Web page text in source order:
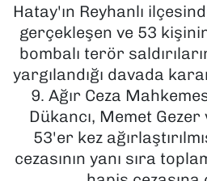
Hatay'ın Reyhanlı
gerçekleşen ve 53
bombalı terör
yargılandığı davada
9. Ağır Ceza
Dükancı, Memet
53'er kez
cezasının yanı sıra
POLİTİKA
SAĞLIK
SPOR
TEKNOLOJİ